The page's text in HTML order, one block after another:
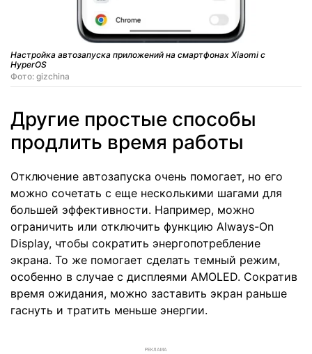
Настройка автозапуска приложений на смартфонах Xiaomi с
HyperOS
Фото: gizchina
Другие простые способы
продлить время работы
Отключение автозапуска очень помогает, но его
можно сочетать с еще несколькими шагами для
большей эффективности. Например, можно
ограничить или отключить функцию Always-On
Display, чтобы сократить энергопотребление
экрана. То же помогает сделать темный режим,
особенно в случае с дисплеями AMOLED. Сократив
время ожидания, можно заставить экран раньше
гаснуть и тратить меньше энергии.
РЕКЛАМА